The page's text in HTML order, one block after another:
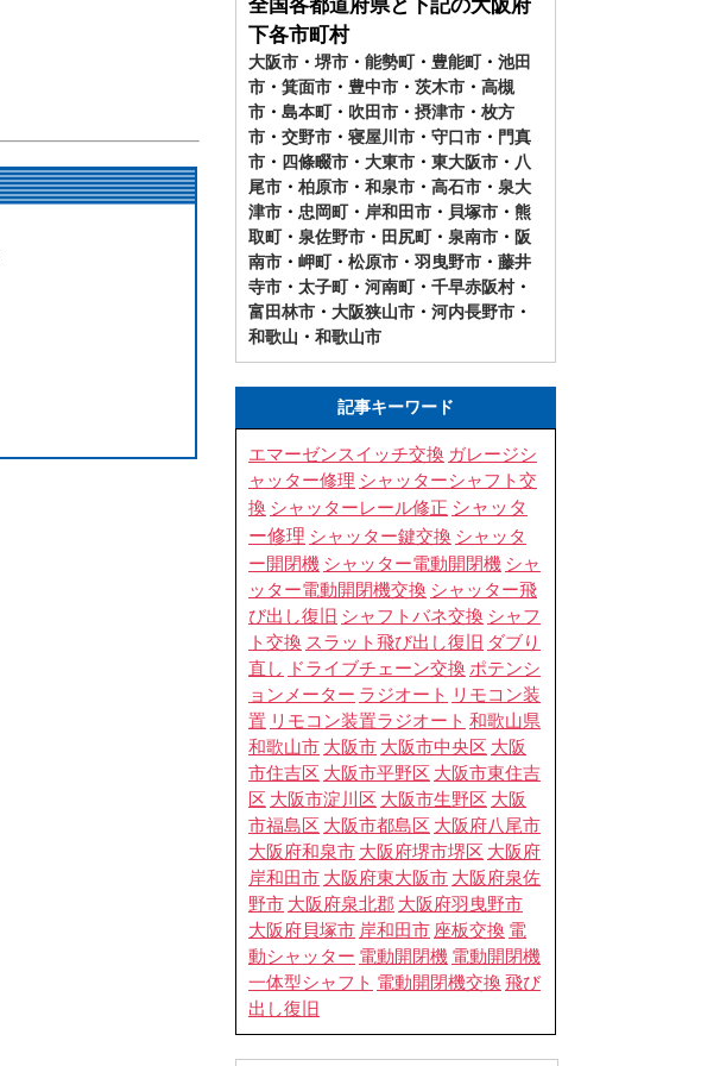
全国各都道府県と下記の大阪府
下各市町村
大阪市 ・ 堺市 ・ 能勢町・ 豊能町・ 池田
市 ・ 箕面市 ・ 豊中市 ・ 茨木市 ・ 高槻
市 ・ 島本町・ 吹田市 ・ 摂津市 ・ 枚方
市 ・ 交野市 ・ 寝屋川市 ・ 守口市 ・ 門真
市 ・ 四條畷市 ・ 大東市 ・ 東大阪市 ・ 八
尾市 ・ 柏原市 ・ 和泉市 ・ 高石市 ・ 泉大
津市 ・ 忠岡町・ 岸和田市 ・ 貝塚市 ・ 熊
取町・ 泉佐野市 ・ 田尻町・ 泉南市 ・ 阪
南市 ・ 岬町・ 松原市 ・ 羽曳野市 ・ 藤井
寺市 ・ 太子町・ 河南町・ 千早赤阪村・
富田林市 ・ 大阪狭山市 ・ 河内長野市 ・
和歌山 ・ 和歌山市
記事キーワード
エマーゼンスイッチ交換 ガレージシ
ャッター修理 シャッターシャフト交
換 シャッターレール修正 シャッタ
ー修理 シャッター鍵交換 シャッタ
ー開閉機 シャッター電動開閉機 シャ
ッター電動開閉機交換 シャッター飛
び出し復旧 シャフトバネ交換 シャフ
ト交換 スラット飛び出し復旧 ダブり
直し
ドライブチェーン交換 ポテンシ
ョンメーター ラジオート リモコン装
置 リモコン装置ラジオート 和歌山県
和歌山市 大阪市 大阪市中央区 大阪
市住吉区 大阪市平野区 大阪市東住吉
区 大阪市淀川区 大阪市生野区 大阪
市福島区 大阪市都島区 大阪府八尾市
大阪府和泉市 大阪府堺市堺区 大阪府
岸和田市 大阪府東大阪市 大阪府泉佐
野市 大阪府泉北郡 大阪府羽曳野市
大阪府貝塚市 岸和田市 座板交換 電
動シャッター 電動開閉機 電動開閉機
一体型シャフト 電動開閉機交換飛び
出し復旧